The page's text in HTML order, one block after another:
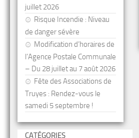
juillet 2026
Risque Incendie : Niveau
de danger sévère
Modification d’horaires de
l’Agence Postale Communale
– Du 28 juillet au 7 août 2026
Fête des Associations de
Truyes : Rendez-vous le
samedi 5 septembre !
CATÉGORIES